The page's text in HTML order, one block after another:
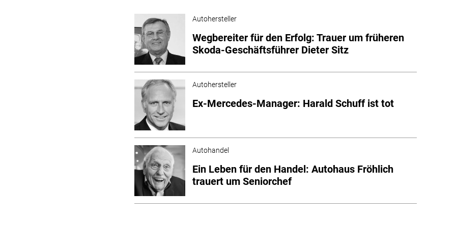
Autohersteller
Wegbereiter für den Erfolg: Trauer um früheren
Skoda-Geschäftsführer Dieter Sitz
Autohersteller
Ex-Mercedes-Manager: Harald Schuff ist tot
Autohandel
Ein Leben für den Handel: Autohaus Fröhlich
trauert um Seniorchef